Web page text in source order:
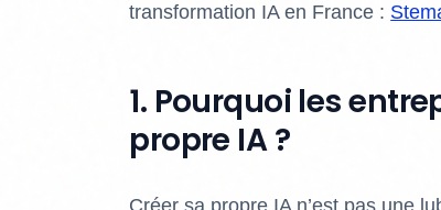
transformation IA en France :
1. Pourquoi les
propre IA ?